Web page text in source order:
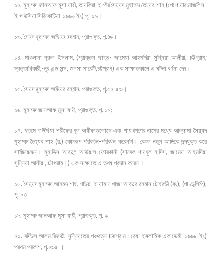
১২. মুহাম্মদ জানআফ মূসা যায়ী, তাযকিরা-ই পীর সৈয়্যদ মুহাম্মদ তৈয়্যব শাহ (পেশোয়ার:মাজলিস-
ই গাউসিয়া সিরিকোটিয়া-১৯৯৩ ইং) পৃ. ০৭।
১৩. সৈয়দ মুহাম্মদ অছিয়র রহমান, প্রাগুক্ত, পৃ.৪৯।
১৪. মাওলানা নূরুল ইসলাম, (প্রাক্তন ছাত্র- জামেয়া আহমদিয়া সুন্নিয়া আলীয়া, চট্টগ্রাম;
স্বত্তাধিকারী,-নূর এন্ড সন্স, জলসা মার্কেট,চট্টগ্রাম) এক সাক্ষাতকালে এ ঘটনা বর্ণনা দেন।
১৫. সৈয়দ মুহাম্মদ অছিয়র রহমান, প্রাগুক্ত, পৃ.৫২-৫৩।
১৬. মুহাম্মদ জানআফ মূসা যায়ী, প্রাগুক্ত, পৃ. ১৭;
১৭. খতমে গাউছিয়া শরীফের মূল অযীফাগুলোতে এবং শায়খগণের নামের মধ্যে আল্লামা সৈয়্যদ
মুহাম্মদ তৈয়্যব শাহ (র.) কোনরূপ পরিবর্তন-পরিবর্ধন করেননি। কেবল নতুন আঙ্গিকে ছন্দযুক্ত করে
সাজিয়েছেন। মুহাদ্দিস আবদুল আউয়াল ফোরকানী (সাবেক শায়খুল হাদিস, জামেয়া আহমদিয়া
সুন্নিয়া আলীয়া, চট্টগ্রাম।) এক সাক্ষাতে এ তথ্য প্রদান করেন ।
১৮. সৈয়্যদ মুহাম্মদ আহমদ শাহ, গাউছ-ই যামান খাজা আবদুর রহমান চৌহরভী (ক.), (পাণ্ডুলিপি),
পৃ. ০৩
১৯. মুহাম্মদ জানআফ মূসা যায়ী, প্রাগুক্ত, পৃ. ৯।
২০. বদিউল আলম রিজভী, সুন্নিয়তের পঞ্চরত্ন (চট্টগ্রাম : রেযা ইসলামিক একাডেমী -১৯৯৮ ইং)
প্রথম প্রকাশ, পৃ.২৩৫ ।